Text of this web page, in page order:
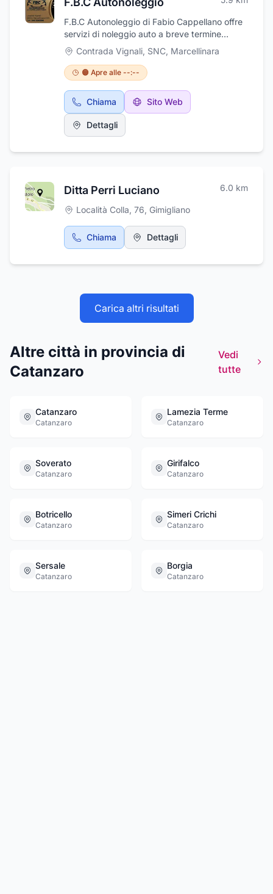
F.B.C Autonoleggio di Fabio Cappellano offre
servizi di noleggio auto a breve termine
personalizzati ad ogni esigenza. Il nostro
impegno è offrire il miglior servizio possibile ai
nostri clienti, i quali su richiesta avranno la
possibilità di ricevere la vettura da loro
prenotata direttamente in areoporto,stazione
o a casa distanza permettendo. Inoltre per
noleggiare una delle nostre auto NON è
necessario essere in possesso di una carta di
preventivo GRATUITO E PERSONALIZZATOI!!
Contrada Vignali, SNC, Marcellinara
🟠 Apre alle --:--
Chiama Sito Web
Dettagli
Ditta Perri Luciano 6.0 km
Località Colla, 76, Gimigliano
Chiama Dettagli
Carica altri risultati
Altre città in provincia di
Catanzaro
Vedi
tutte
Catanzaro
Catanzaro
Lamezia Terme
Catanzaro
Soverato
Catanzaro
Girifalco
Catanzaro
Botricello
Catanzaro
Simeri Crichi
Catanzaro
Sersale
Catanzaro
Borgia
Catanzaro